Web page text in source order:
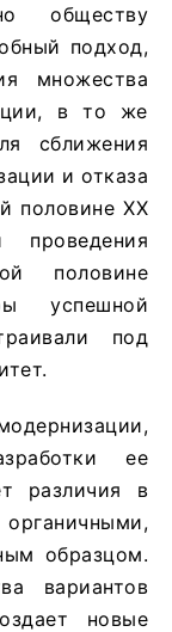
обществу
подход,
множества
в то же
сближения
и отказа
половине ХХ
половине
успешной
под
ее
различия в
образцом.
вариантов
новые